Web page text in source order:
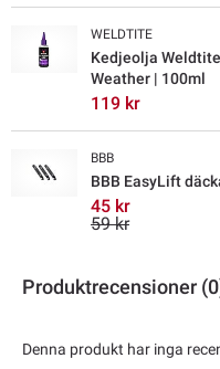
WELDTITE
Kedjeolja
Weather | 100ml
119 kr
BBB
BBB EasyLift
45 kr
59 kr
Produktrecensioner
Denna produkt har inga